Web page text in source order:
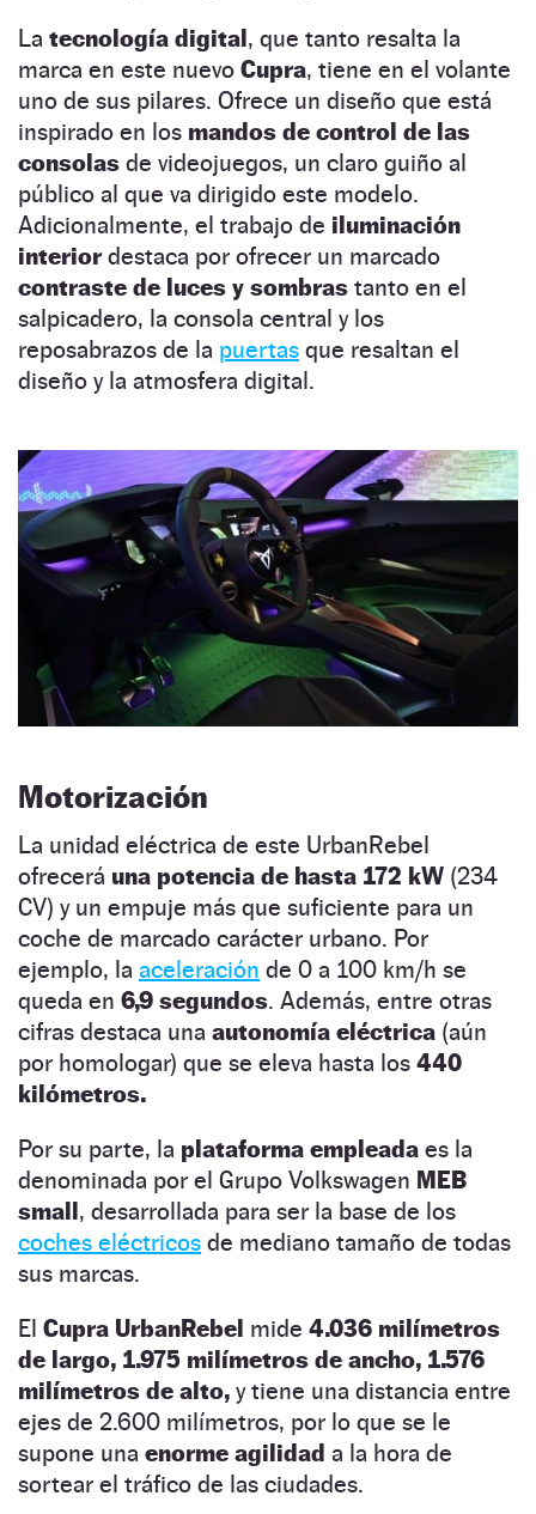
La tecnología digital, que tanto resalta la
marca en este nuevo Cupra, tiene en el volante
uno de sus pilares. Ofrece un diseño que está
inspirado en los mandos de control de las
consolas de videojuegos, un claro guiño al
público al que va dirigido este modelo.
Adicionalmente, el trabajo de iluminación
interiordestaca por ofrecer un marcado
contraste de luces y sombras tanto en el
salpicadero, la consola central y los
reposabrazos de la puertas que resaltan el
diseño y la atmosfera digital.
Motorización
La unidad eléctrica de este UrbanRebel
ofrecerá una potencia de hasta 172 kW (234
CV) y un empuje más que suficiente para un
coche de marcado carácter urbano. Por
ejemplo, la aceleración de 0 a 100 km/h se
queda en 6,9 segundos. Además, entre otras
cifras destaca una autonomía eléctrica (aún
por homologar) que se eleva hasta los 440
kilómetros.
Por su parte, la plataforma empleada es la
denominada por el Grupo Volkswagen MEB
small, desarrollada para ser la base de los
coches eléctricos de mediano tamaño de todas
sus marcas.
El Cupra UrbanRebel mide 4.036 milímetros
de largo, 1.975 milímetros de ancho, 1.576
milímetros de alto, y tiene una distancia entre
ejes de 2.600 milímetros, por lo que se le
supone una enorme agilidad a la hora de
sortear el tráfico de las ciudades.